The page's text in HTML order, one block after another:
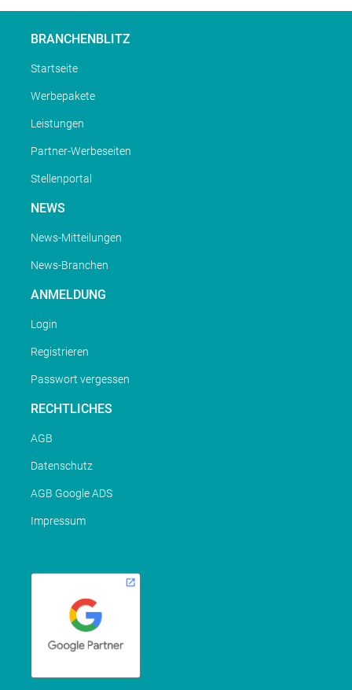
BRANCHENBLITZ
Startseite
Werbepakete
Leistungen
Partner-Werbeseiten
Stellenportal
NEWS
News-Mitteilungen
News-Branchen
ANMELDUNG
Login
Registrieren
Passwort vergessen
RECHTLICHES
AGB
Datenschutz
AGB Google ADS
Impressum